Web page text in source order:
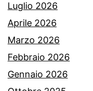
Luglio 2026
Aprile 2026
Marzo 2026
Febbraio 2026
Gennaio 2026